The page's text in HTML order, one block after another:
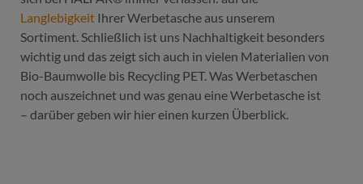
Langlebigkeit Ihrer Werbetasche aus unserem
Sortiment. Schließlich ist uns Nachhaltigkeit besonders
wichtig und das zeigt sich auch in vielen Materialien von
Bio-Baumwolle bis Recycling PET. Was Werbetaschen
noch auszeichnet und was genau eine Werbetasche ist
– darüber geben wir hier einen kurzen Überblick.